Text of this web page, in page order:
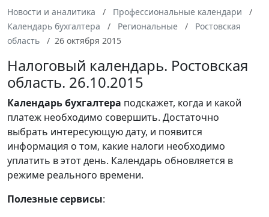
Новости и аналитика
Профессиональные календари
Календарь бухгалтера
Региональные
Ростовская
область
26 октября 2015
Налоговый календарь. Ростовская
область. 26.10.2015
Календарьбухгалтера подскажет, когда и какой
платеж необходимо совершить. Достаточно
выбрать интересующую дату, и появится
информация о том, какие налоги необходимо
уплатить в этот день. Календарь обновляется в
режиме реального времени.
Полезные сервисы: